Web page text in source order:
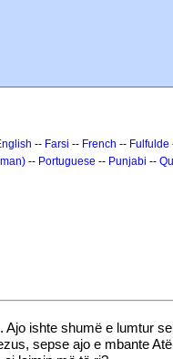
-- Farsi -- French -- Fulfulde
-- Portuguese -- Punjabi --
ishte shumë e lumtur
sepse ajo e mbante